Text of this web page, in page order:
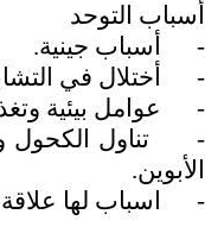
أسباب التوحد
-
أسباب جينية.
-
أختلال في
-
عوامل بيئية
-
تناول
الأبوين.
-
اسباب لها